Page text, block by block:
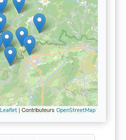
Leaflet| Contributeurs OpenStreetMap